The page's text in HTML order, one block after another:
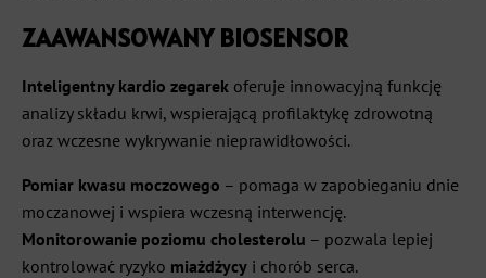
ZAAWANSOWANY BIOSENSOR
Inteligentny kardio zegarek oferuje innowacyjną funkcję
analizy składu krwi, wspierającą profilaktykę zdrowotną
oraz wczesne wykrywanie nieprawidłowości.
Pomiar kwasu moczowego – pomaga w zapobieganiu dnie
moczanowej i wspiera wczesną interwencję.
Monitorowanie poziomu cholesterolu – pozwala lepiej
kontrolować ryzyko miażdżycy i chorób serca.